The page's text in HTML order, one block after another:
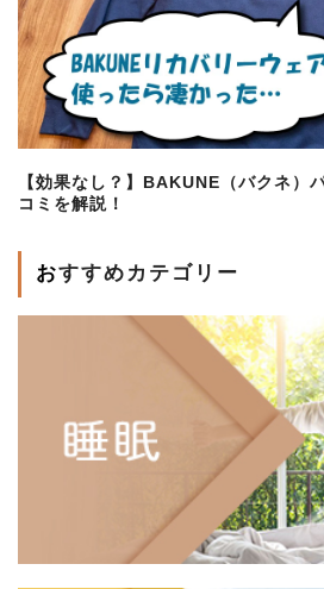
【効果なし？】BAKUNE（バクネ）
コミを解説！
おすすめカテゴリー